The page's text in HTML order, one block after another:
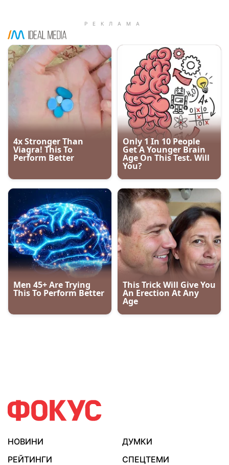
НОВИНИ
ДУМКИ
РЕЙТИНГИ
СПЕЦТЕМИ